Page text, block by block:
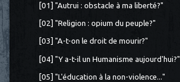
[01] "Autrui : obstacle à ma liberté?"
[02] "Religion : opium du peuple?"
[03] "A-t-on le droit de mourir?"
[04] "Y a-t-il un Humanisme aujourd'hui?"
[05] "L'éducation à la non-violence..."